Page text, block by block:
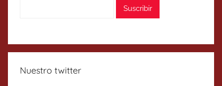
Nuestro twitter